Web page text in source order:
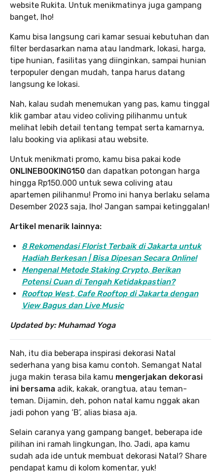
website Rukita. Untuk menikmatinya juga gampang
banget, lho!
Kamu bisa langsung cari kamar sesuai kebutuhan dan
filter berdasarkan nama atau landmark, lokasi, harga,
tipe hunian, fasilitas yang diinginkan, sampai hunian
terpopuler dengan mudah, tanpa harus datang
langsung ke lokasi.
Nah, kalau sudah menemukan yang pas, kamu tinggal
klik gambar atau video coliving pilihanmu untuk
melihat lebih detail tentang tempat serta kamarnya,
lalu booking via aplikasi atau website.
Untuk menikmati promo, kamu bisa pakai kode
ONLINEBOOKING150 dan dapatkan potongan harga
hingga Rp150.000 untuk sewa coliving atau
apartemen pilihanmu! Promo ini hanya berlaku selama
Desember 2023 saja, lho! Jangan sampai ketinggalan!
Artikel menarik lainnya:
8 Rekomendasi Florist Terbaik di Jakarta untuk
Hadiah Berkesan | Bisa Dipesan Secara Online!
Mengenal Metode Staking Crypto, Berikan
Potensi Cuan di Tengah Ketidakpastian?
Rooftop West, Cafe Rooftop di Jakarta dengan
View Bagus dan Live Music
Updated by: Muhamad Yoga
Nah, itu dia beberapa inspirasi dekorasi Natal
sederhana yang bisa kamu contoh. Semangat Natal
juga makin terasa bila kamu mengerjakan dekorasi
ini bersama adik, kakak, orangtua, atau teman-
teman. Dijamin, deh, pohon natal kamu nggak akan
jadi pohon yang ‘B’, alias biasa aja.
Selain caranya yang gampang banget, beberapa ide
pilihan ini ramah lingkungan, lho. Jadi, apa kamu
sudah ada ide untuk membuat dekorasi Natal? Share
pendapat kamu di kolom komentar, yuk!